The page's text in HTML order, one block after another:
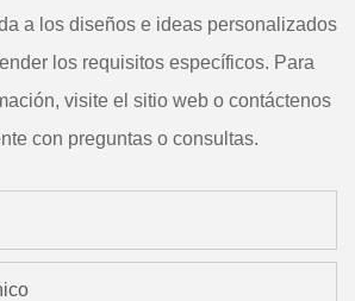
a los diseños e ideas personalizados
los requisitos específicos. Para
visite el sitio web o contáctenos
con preguntas o consultas.